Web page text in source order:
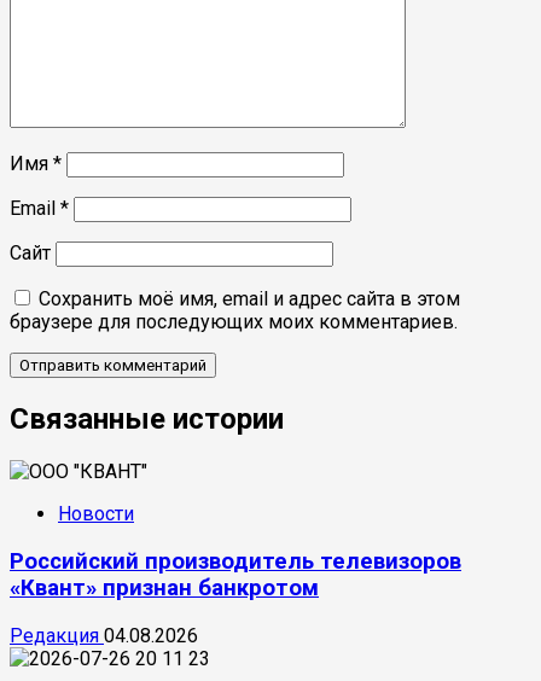
Имя *
Email *
Сайт
Сохранить моё имя, email и адрес сайта в этом
браузере для последующих моих комментариев.
Связанные истории
Новости
Российский производитель телевизоров
«Квант» признан банкротом
Редакция 04.08.2026